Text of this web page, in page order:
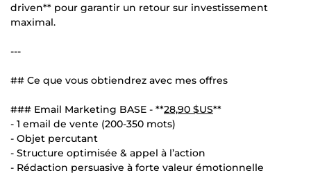
driven** pour garantir un retour sur investissement
maximal.
---
## Ce que vous obtiendrez avec mes offres
### Email Marketing BASE - **28,90 $US**
- 1 email de vente (200-350 mots)
- Objet percutant
- Structure optimisée & appel à l’action
- Rédaction persuasive à forte valeur émotionnelle